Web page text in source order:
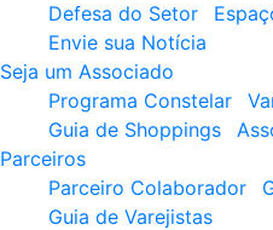
Defesa do Setor
Envie sua Notícia
Seja um Associado
Programa Constelar
Guia de Shoppings
Parceiros
Parceiro Colaborador
Guia de Varejistas